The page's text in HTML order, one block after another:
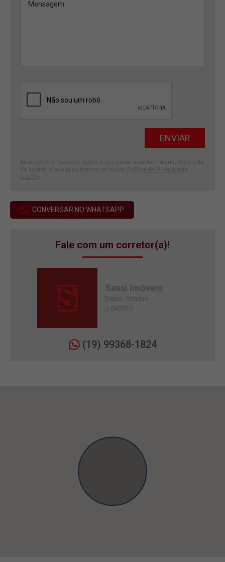
Ao preencher os seus dados e nos enviar este formulário, você está
de acordo e aceita os termos da nossa Política de Privacidade
(LGPD)
CONVERSAR NO WHATSAPP
Fale com um corretor(a)!
Sassi Imóveis
Depto. Vendas
J-04970/1
(19) 99368-1824